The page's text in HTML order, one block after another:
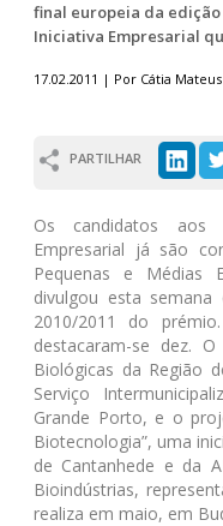
final europeia da edição
Iniciativa Empresarial
17.02.2011 | Por Cátia Mateus
PARTILHAR
Os candidatos aos
Empresarial já são
Pequenas e Médias
divulgou esta
2010/2011 do
destacaram-se dez.
Biológicas da Região
Serviço
Grande Porto, e o
Biotecnologia”, uma
de Cantanhede e da
Bioindústrias,
realiza em maio, em